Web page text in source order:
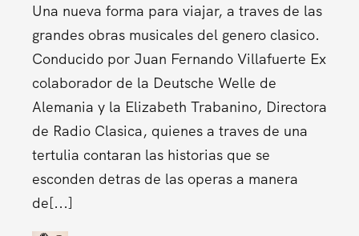
Una nueva forma para viajar, a traves de las
grandes obras musicales del genero clasico.
Conducido por Juan Fernando Villafuerte Ex
colaborador de la Deutsche Welle de
Alemania y la Elizabeth Trabanino, Directora
de Radio Clasica, quienes a traves de una
tertulia contaran las historias que se
esconden detras de las operas a manera
de[...]